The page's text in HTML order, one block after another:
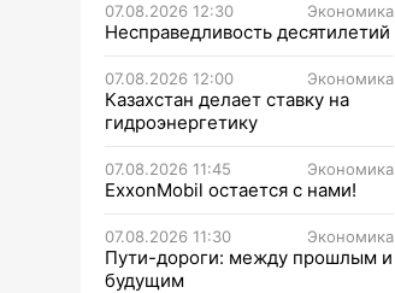
07.08.2026 12:30 Экономика
Несправедливость десятилетий
07.08.2026 12:00 Экономика
Казахстан делает ставку на
гидроэнергетику
07.08.2026 11:45 Экономика
ExxonMobil остается с нами!
07.08.2026 11:30 Экономика
Пути-дороги: между прошлым и
будущим